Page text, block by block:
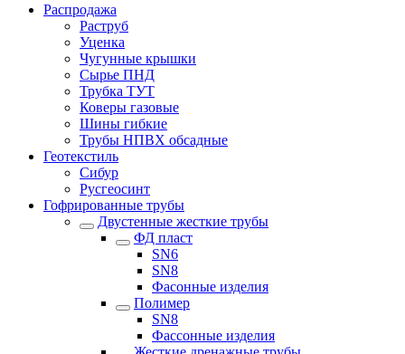
Распродажа
Раструб
Уценка
Чугунные крышки
Сырье ПНД
Трубка ТУТ
Коверы газовые
Шины гибкие
Трубы НПВХ обсадные
Геотекстиль
Сибур
Русгеосинт
Гофрированные трубы
Двустенные жесткие трубы
ФД пласт
SN6
SN8
Фасонные изделия
Полимер
SN8
Фассонные изделия